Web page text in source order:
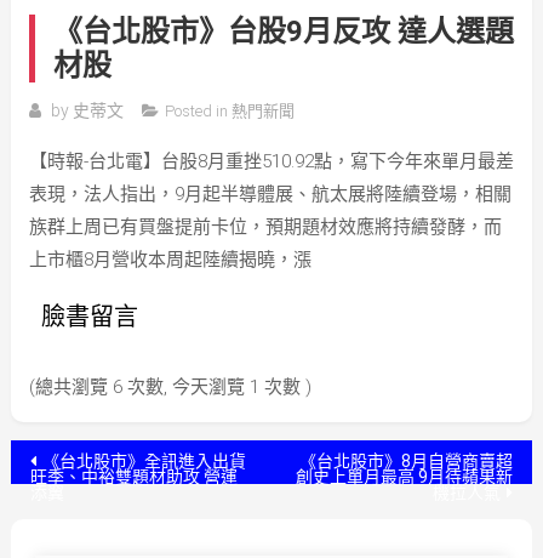
《台北股市》台股9月反攻 達人選題
材股
by 史蒂文 Posted in 熱門新聞
【時報-台北電】台股8月重挫510.92點，寫下今年來單月最差
表現，法人指出，9月起半導體展、航太展將陸續登場，相關
族群上周已有買盤提前卡位，預期題材效應將持續發酵，而
上市櫃8月營收本周起陸續揭曉，漲
臉書留言
(總共瀏覽 6 次數, 今天瀏覽 1 次數 )
文 《台北股市》全訊進入出貨
旺季、中裕雙題材助攻 營運
《台北股市》8月自營商賣超
創史上單月最高 9月待蘋果新